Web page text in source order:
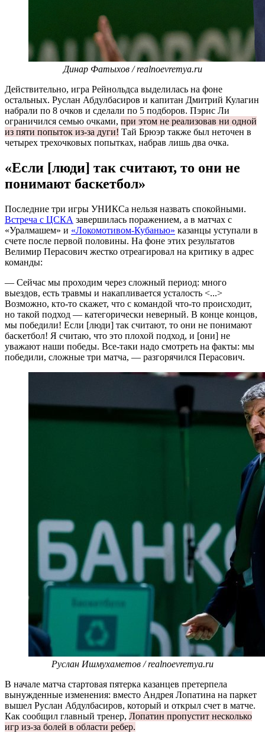
Динар Фатыхов / realnoevremya.ru
Действительно, игра Рейнольдса выделилась на фоне
остальных. Руслан Абдулбасиров и капитан Дмитрий Кулагин
набрали по 8 очков и сделали по 5 подборов. Пэрис Ли
ограничился семью очками, при этом не реализовав ни одной
из пяти попыток из-за дуги! Тай Брюэр также был неточен в
четырех трехочковых попытках, набрав лишь два очка.
«Если [люди] так считают, то они не
понимают баскетбол»
Последние три игры УНИКСа нельзя назвать спокойными.
Встреча с ЦСКА завершилась поражением, а в матчах с
«Уралмашем» и «Локомотивом-Кубанью» казанцы уступали в
счете после первой половины. На фоне этих результатов
Велимир Перасович жестко отреагировал на критику в адрес
команды:
— Сейчас мы проходим через сложный период: много
выездов, есть травмы и накапливается усталость <...>
Возможно, кто-то скажет, что с командой что-то происходит,
но такой подход — категорически неверный. В конце концов,
мы победили! Если [люди] так считают, то они не понимают
баскетбол! Я считаю, что это плохой подход, и [они] не
уважают наши победы. Все-таки надо смотреть на факты: мы
победили, сложные три матча, — разгорячился Перасович.
Руслан Ишмухаметов / realnoevremya.ru
В начале матча стартовая пятерка казанцев претерпела
вынужденные изменения: вместо Андрея Лопатина на паркет
вышел Руслан Абдулбасиров, который и открыл счет в матче.
Как сообщил главный тренер, Лопатин пропустит несколько
игр из-за болей в области ребер.